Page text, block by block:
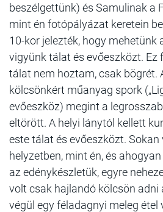
beszélgettünk) és Samulinak a
mint én fotópályázat keretein
10-kor jelezték, hogy mehetünk
vigyünk tálat és evőeszközt. Ez
tálat nem hoztam, csak bögrét.
kölcsönkért műanyag spork
evőeszköz) megint a
eltörött. A helyi lánytól kellett
este tálat és evőeszközt.
helyzetben, mint én, és
az edénykészletük, egyre
volt csak hajlandó kölcsön adni
végül egy féladagnyi meleg